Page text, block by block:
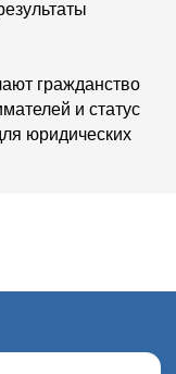
гражданство
и статус
юридических